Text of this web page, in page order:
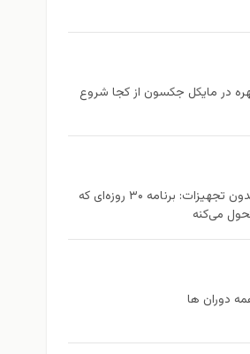
در مایکل جکسون از كجا شروع
تمرین در خانه بدون تجهیزات: برنامه ۳۰ روزه‌ای که
می‌کنه